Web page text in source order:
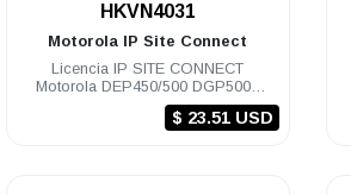
HKVN4031
Motorola IP Site Connect
Licencia IP SITE CONNECT
Motorola DEP450/500 DGP5000
DEM300/400/500 DGM5000
$ 23.51 USD